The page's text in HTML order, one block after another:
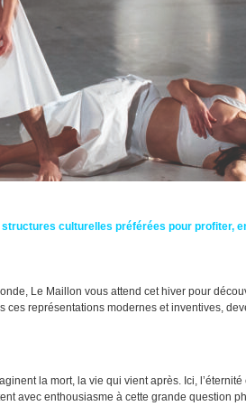
culturelles préférées pour profiter,
Le Maillon vous attend cet hiver pour
ces représentations modernes et inventives,
la mort, la vie qui vient après. Ici, l’éternité
avec enthousiasme à cette grande question